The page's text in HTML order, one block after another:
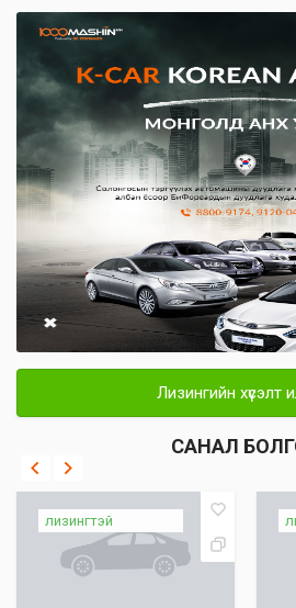
Лизингийн хүсэлт
САНАЛ
лизингтэй